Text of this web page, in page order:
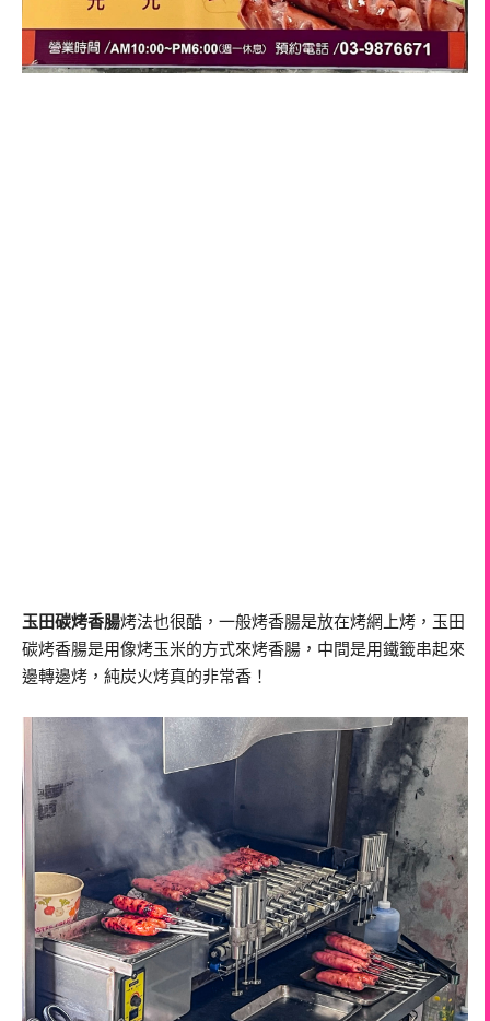
玉田碳烤香腸烤法也很酷，一般烤香腸是放在烤網上烤，玉田
碳烤香腸是用像烤玉米的方式來烤香腸，中間是用鐵籤串起來
邊轉邊烤，純炭火烤真的非常香！